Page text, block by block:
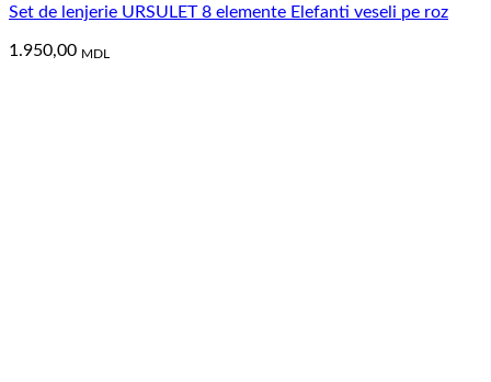
Set de lenjerie URSULET 8 elemente Elefanti veseli pe roz
1.950,00 MDL